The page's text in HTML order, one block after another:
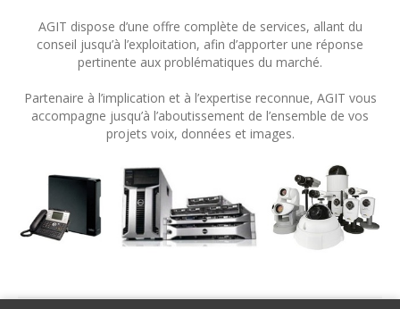
AGIT dispose d’une offre complète de services, allant du
conseil jusqu’à l’exploitation, afin d’apporter une réponse
pertinente aux problématiques du marché.
Partenaire à l’implication et à l’expertise reconnue, AGIT vous
accompagne jusqu’à l’aboutissement de l’ensemble de vos
projets voix, données et images.